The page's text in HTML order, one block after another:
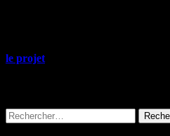
le projet
Rechercher :